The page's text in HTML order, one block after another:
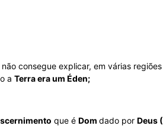
não consegue explicar, em várias
a Terra era um Éden;
que é Dom dado por Deus